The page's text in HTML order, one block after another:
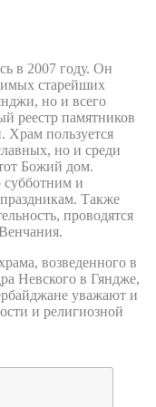
в 2007 году. Он
старейших
но и всего
реестр памятников
Храм пользуется
но и среди
Божий дом.
субботним и
Также
проводятся
возведенного в
Невского в Гяндже,
уважают и
и религиозной